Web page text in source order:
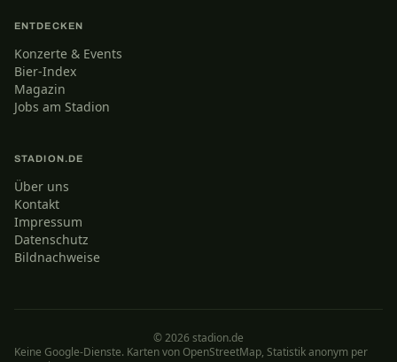
ENTDECKEN
Konzerte & Events
Bier-Index
Magazin
Jobs am Stadion
STADION.DE
Über uns
Kontakt
Impressum
Datenschutz
Bildnachweise
© 2026 stadion.de
Keine Google-Dienste. Karten von OpenStreetMap, Statistik anonym per